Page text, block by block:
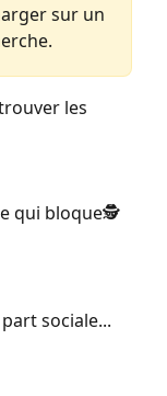
sur un
les
qui bloque🕵️
sociale...